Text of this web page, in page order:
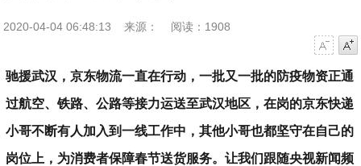
2020-04-04 06:48:13 来源：
阅读：1908
驰援武汉，京东物流一直在行动，一批又一批的防疫物资正通
过航空、铁路、公路等接力运送至武汉地区，在岗的京东快递
小哥不断有人加入到一线工作中，其他小哥也都坚守在自己的
岗位上，为消费者保障春节送货服务。让我们跟随央视新闻频